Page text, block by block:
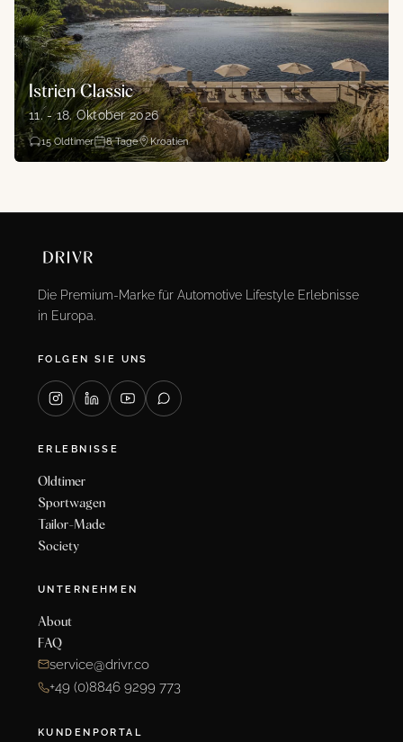
Istrien Classic
11. - 18. Oktober 2026
15Oldtimer 8Tage Kroatien
Die Premium-Marke für Automotive Lifestyle Erlebnisse
in Europa.
FOLGEN SIE UNS
ERLEBNISSE
Oldtimer
Sportwagen
Tailor-Made
Society
UNTERNEHMEN
About
FAQ
service@drivr.co
+49 (0)8846 9299 773
KUNDENPORTAL